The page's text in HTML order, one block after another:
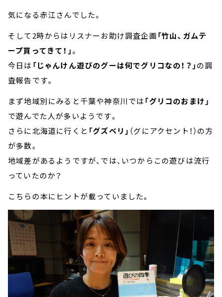
気になる赤江さんでした。
そして2時からはリスナーお助け調査企画「竹山、ガムテ
ープ買ってきて！」。
今日は 「じゃんけん遊びのグーは何でグリコなの！？」の調
査報告です。
まず地域別にみると千葉や神奈川では 「グリコのおまけ」
で遊んでた人が多いようです。
さらに北海道に行くと 「グズベリ」 （グにアクセント！）の方
が多数。
地域差があるようですが、では、いつからこの遊びは流行
っていたのか？
こちらの本にヒントが載っていました。